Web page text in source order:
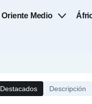
Oriente Medio
Destacados Descripción